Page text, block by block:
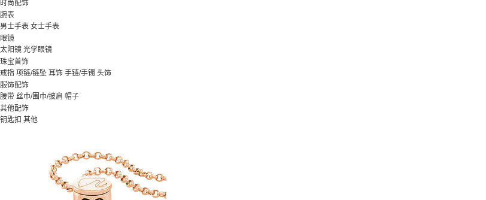
时尚配饰
腕表
男士手表 女士手表
眼镜
太阳镜 光学眼镜
珠宝首饰
戒指 项链/链坠 耳饰 手链/手镯 头饰
服饰配饰
腰带 丝巾/围巾/披肩 帽子
其他配饰
钥匙扣 其他